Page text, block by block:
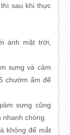
sau khi thực
ánh mặt trời,
sưng và cảm
chườm ấm để
sưng cũng
nhanh chóng.
không để mắt